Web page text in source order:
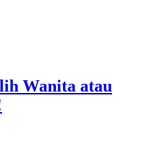
Wanita atau